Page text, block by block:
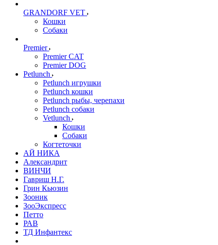
GRANDORF VET
Кошки
Собаки
Premier
Premier CAT
Premier DOG
Petlunch
Petlunch игрушки
Petlunch кошки
Petlunch рыбы, черепахи
Petlunch собаки
Vetlunch
Кошки
Собаки
Когтеточки
АЙ НИКА
Александрит
ВИНЧИ
Гавриш Н.Г.
Грин Кьюзин
Зооник
ЗооЭкспресс
Петто
РАВ
ТД Инфантекс